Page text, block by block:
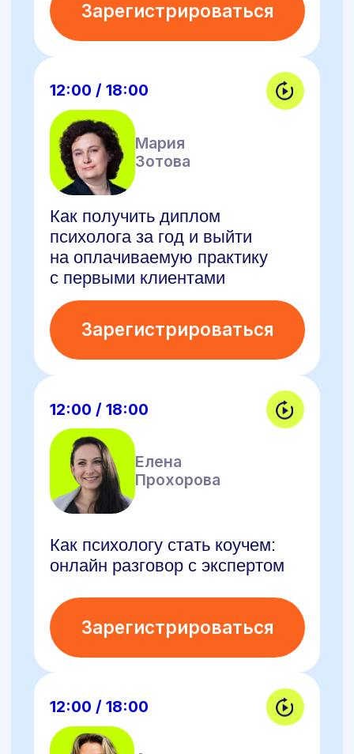
Елена
Как психологу стать коучем:
онлайн разговор с экспертом
Зарегистрироваться
12:00 / 18:00
Анастасия
Дедюхина
«У меня РПП»:
как психологу работать
с такими клиентами